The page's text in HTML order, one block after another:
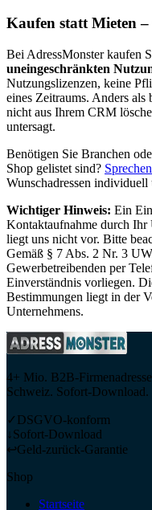
Kaufen statt Mieten
Bei AdressMonster kaufen
uneingeschränkten
Nutzungslizenzen, keine
eines Zeitraums. Anders als
nicht aus Ihrem CRM
untersagt.
Benötigen Sie Branchen
Shop gelistet sind?
Wunschadressen
Wichtiger Hinweis: Ein
Kontaktaufnahme durch Ihr
liegt uns nicht vor. Bitte
Gemäß § 7 Abs. 2 Nr. 3
Gewerbetreibenden per
Einverständnis vorliegen.
Bestimmungen liegt in der
Unternehmens.
4+ Mio. B2B-
Schweiz. Sofort-
✓ DSGVO-konform
↓Sofort-Download
↩Geld-zurück-Garantie
Shop
Startseite